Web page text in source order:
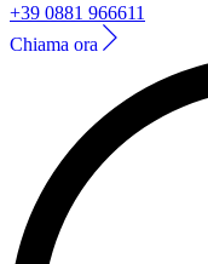
+39 0881 966611
Chiama ora